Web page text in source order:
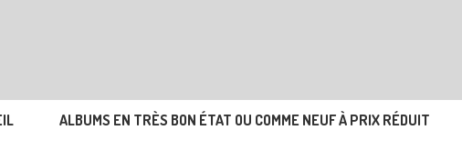
ALBUMS EN TRÈS BON ÉTAT OU COMME NEUF À PRIX RÉDUIT